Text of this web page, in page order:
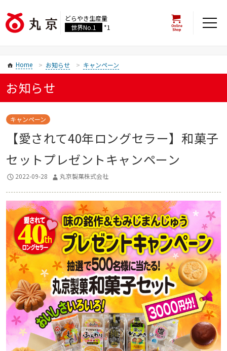
どらやき生産量
世界No.1
*1
Home お知らせ キャンペーン
お知らせ
キャンペーン
【愛されて40年ロングセラー】和菓子
セットプレゼントキャンペーン
2022-09-28 丸京製菓株式会社